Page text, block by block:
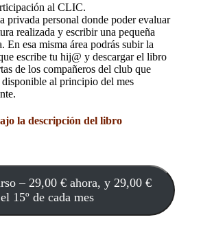
al CLIC.
privada personal donde poder evaluar
realizada y escribir una pequeña
En esa misma área podrás subir la
escribe tu hij@ y descargar el libro
de los compañeros del club que
disponible al principio del mes
la descripción del libro
– 29,00 € ahora, y 29,00 €
el 15º de cada mes